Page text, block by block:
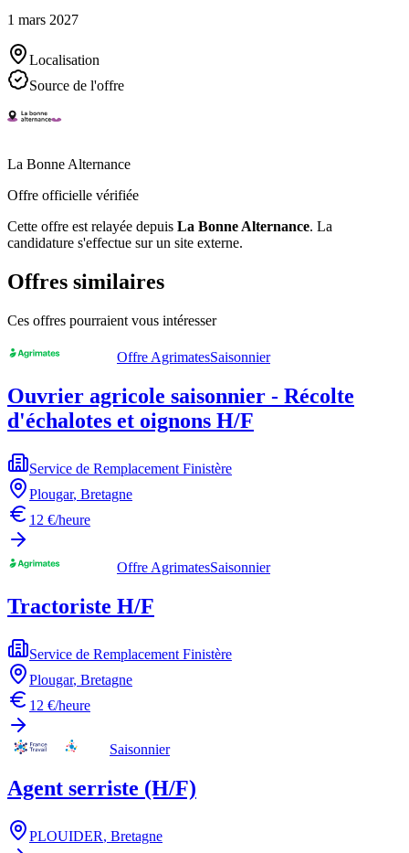
1 mars 2027
Localisation
Source de l'offre
La Bonne Alternance
Offre officielle vérifiée
Cette offre est relayée depuis La Bonne Alternance. La
candidature s'effectue sur un site externe.
Offres similaires
Ces offres pourraient vous intéresser
Offre AgrimatesSaisonnier
Ouvrier agricole saisonnier - Récolte
d'échalotes et oignons H/F
Service de Remplacement Finistère
Plougar, Bretagne
12 €/heure
Offre AgrimatesSaisonnier
Tractoriste H/F
Service de Remplacement Finistère
Plougar, Bretagne
12 €/heure
Saisonnier
Agent serriste (H/F)
PLOUIDER, Bretagne